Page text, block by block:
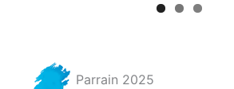
Parrain 2025